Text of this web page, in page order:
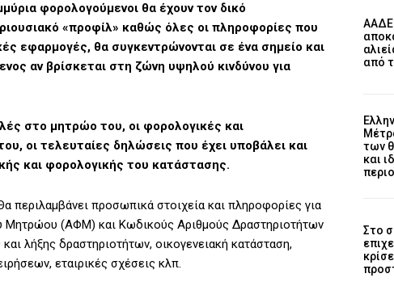
φορολογούμενοι θα έχουν τον δικό
«προφίλ» καθώς όλες οι πληροφορίες που
εφαρμογές, θα συγκεντρώνονται σε ένα σημείο και
αν βρίσκεται στη ζώνη υψηλού κινδύνου για
στο μητρώο του, οι φορολογικές και
οι τελευταίες δηλώσεις που έχει υποβάλει και
και φορολογικής του κατάστασης.
περιλαμβάνει προσωπικά στοιχεία και πληροφορίες για
Μητρώου (ΑΦΜ) και Κωδικούς Αριθμούς Δραστηριοτήτων
λήξης δραστηριοτήτων, οικογενειακή κατάσταση,
εταιρικές σχέσεις κλπ.
από
των
και
Στο